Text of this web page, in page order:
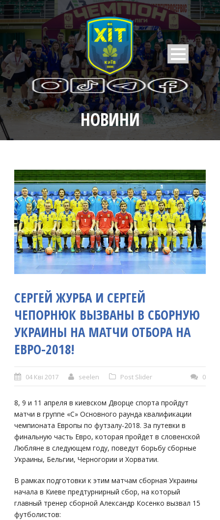
НОВИНИ
СЕРГЕЙ ЖУРБА И СЕРГЕЙ
ЧЕПОРНЮК ВЫЗВАНЫ В СБОРНУЮ
УКРАИНЫ НА МАТЧИ ОТБОРА НА
ЕВРО-2018!
04 Кві 2017 seelen Post Slider 0
8, 9 и 11 апреля в киевском Дворце спорта пройдут
матчи в группе «C» Основного раунда квалификации
чемпионата Европы по футзалу-2018. За путевки в
финальную часть Евро, которая пройдет в словенской
Любляне в следующем году, поведут борьбу сборные
Украины, Бельгии, Черногории и Хорватии.
В рамках подготовки к этим матчам сборная Украины
начала в Киеве предтурнирный сбор, на который
главный тренер сборной Александр Косенко вызвал 15
футболистов: